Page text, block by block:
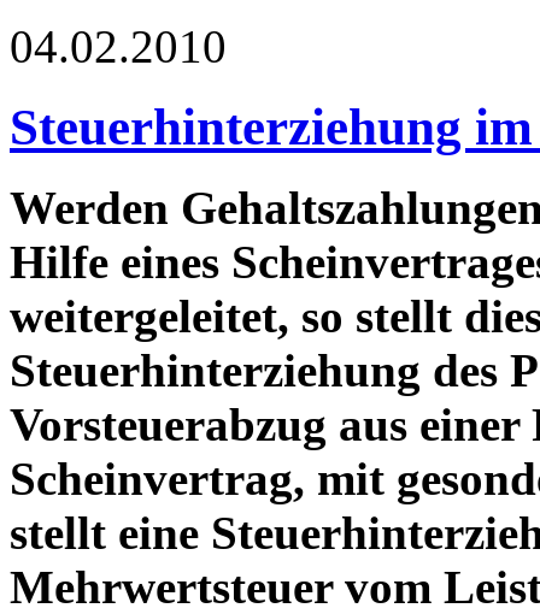
04.02.2010
Steuerhinterziehung
Werden
Hilfe eines
weitergeleitet, so stellt
Steuerhinterziehung des
Vorsteuerabzug aus
Scheinvertrag, mit
stellt eine
Mehrwertsteuer vom